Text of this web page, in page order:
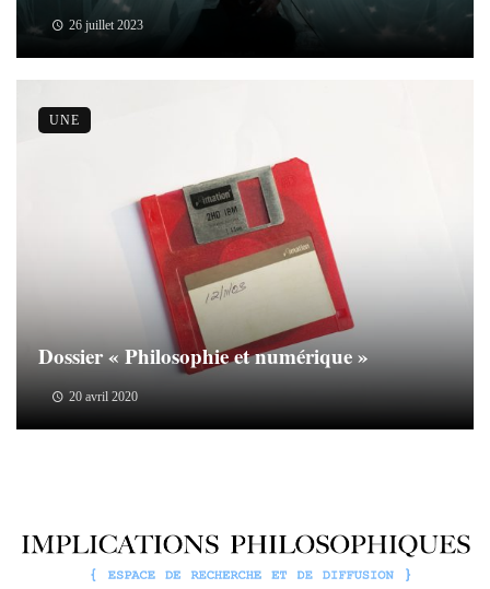
26 juillet 2023
Dossier « Philosophie et numérique »
20 avril 2020
UNE